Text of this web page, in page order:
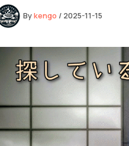
Bykengo / 2025-11-15